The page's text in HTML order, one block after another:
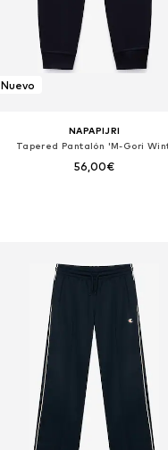
Nuevo
NAPAPIJRI
Tapered Pantalón 'M-Gori
56,00€